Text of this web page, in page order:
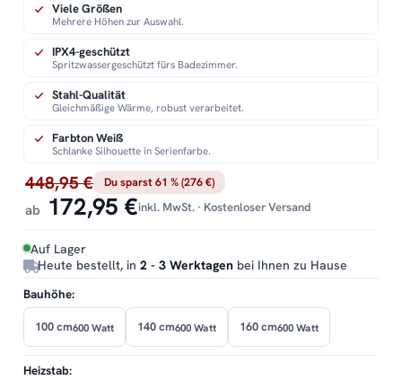
448,95 € Du sparst 61 % (276 €)
ab 172,95 €inkl. MwSt. · Kostenloser Versand
Auf Lager
Heute bestellt, in 2 - 3 Werktagen bei Ihnen zu Hause
Viele Größen
Mehrere Höhen zur Auswahl.
IPX4-geschützt
Spritzwassergeschützt fürs Badezimmer.
Stahl-Qualität
Gleichmäßige Wärme, robust verarbeitet.
Farbton Weiß
Schlanke Silhouette in Serienfarbe.
Bauhöhe:
100 cm600 Watt 140 cm600 Watt 160 cm600 Watt
Heizstab: